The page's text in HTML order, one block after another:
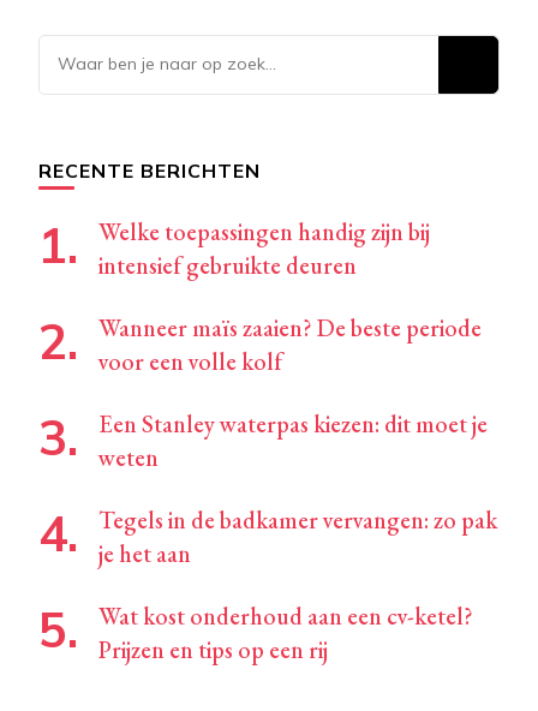
RECENTE BERICHTEN
Welke toepassingen handig zijn bij
intensief gebruikte deuren
Wanneer maïs zaaien? De beste periode
voor een volle kolf
Een Stanley waterpas kiezen: dit moet je
weten
Tegels in de badkamer vervangen: zo pak
je het aan
Wat kost onderhoud aan een cv-ketel?
Prijzen en tips op een rij